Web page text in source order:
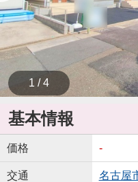
1 / 4
基本情報
価格 -
交通 名古屋